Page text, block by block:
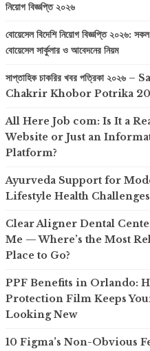
নিয়োগ বিজ্ঞপ্তি ২০২৬
বোয়েসেল বিদেশি নিয়োগ বিজ্ঞপ্তি ২০২৬:
বোয়েসেল সার্কুলার ও আবেদনের নিয়ম
সাপ্তাহিক চাকরির খবর পত্রিকা ২০২৬
Chakrir Khobor Potrika
All Here Job com: Is It a
Website or Just an
Platform?
Ayurveda Support for
Lifestyle Health Challenges
Clear Aligner Dental
Me — Where’s the Most
Place to Go?
PPF Benefits in Orlando:
Protection Film Keeps
Looking New
10 Figma’s Non-Obvious